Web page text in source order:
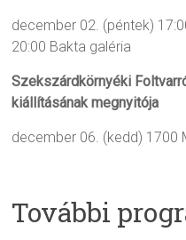
december 02. (péntek)
20:00 Bakta galéria
Szekszárdkörnyéki
kiállításának megnyitója
december 06. (kedd) 1700
További